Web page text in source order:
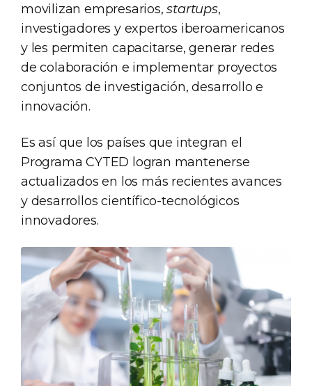
movilizan empresarios,startups,
investigadores y expertos iberoamericanos
y les permiten capacitarse, generar redes
de colaboración e implementar proyectos
conjuntos de investigación, desarrollo e
innovación.
Es así que los países que integran el
Programa CYTED logran mantenerse
actualizados en los más recientes avances
y desarrollos científico-tecnológicos
innovadores.